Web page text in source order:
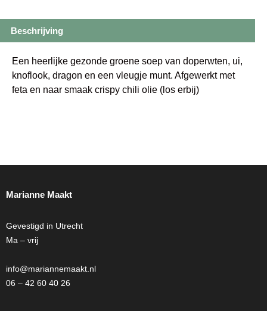
Beschrijving
Een heerlijke gezonde groene soep van doperwten, ui,
knoflook, dragon en een vleugje munt. Afgewerkt met
feta en naar smaak crispy chili olie (los erbij)
Marianne Maakt
Gevestigd in Utrecht
Ma – vrij
info@mariannemaakt.nl
06 – 42 60 40 26